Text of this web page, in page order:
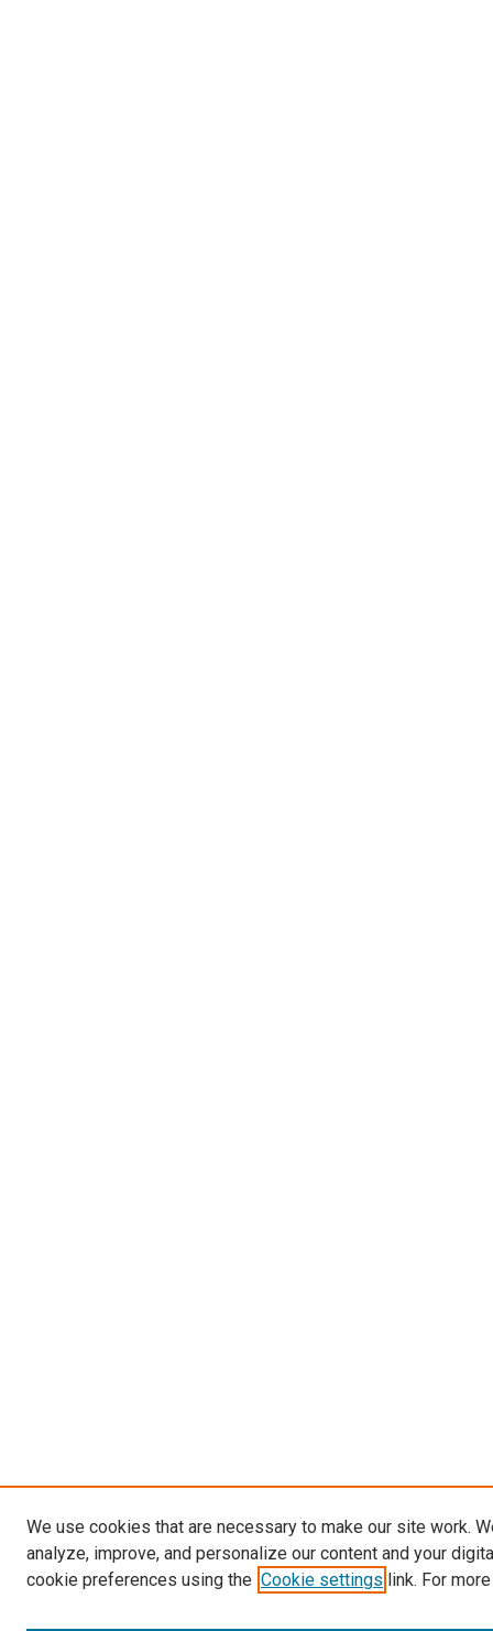
We use cookies that are necessary to make our site work.
analyze, improve, and personalize our content and your
cookie preferences using the Cookie settings link. For